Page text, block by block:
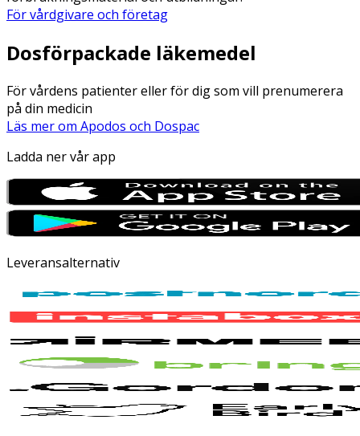
För vårdgivare och företag
Dosförpackade läkemedel
För vårdens patienter eller för dig som vill prenumerera
på din medicin
Läs mer om Apodos och Dospac
Ladda ner vår app
Leveransalternativ